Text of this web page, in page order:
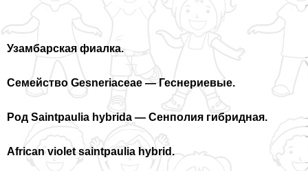
Узамбарская фиалка.
Семейство Gesneriaceae — Геснериевые.
Род Saintpaulia hybrida — Сенполия гибридная.
African violet saintpaulia hybrid.